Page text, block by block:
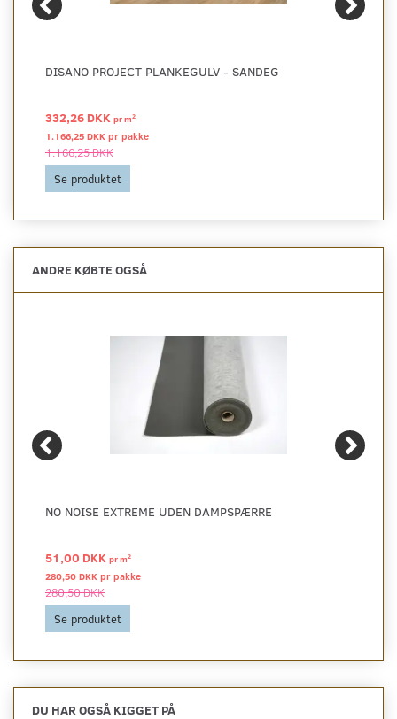
DISANO PROJECT PLANKEGULV - SANDEG
332,26 DKK prm2
1.166,25 DKK pr pakke
1.166,25 DKK
Se produktet
ANDRE KØBTE OGSÅ
NO NOISE EXTREME UDEN DAMPSPÆRRE
51,00 DKK prm2
280,50 DKK pr pakke
280,50 DKK
Se produktet
DU HAR OGSÅ KIGGET PÅ